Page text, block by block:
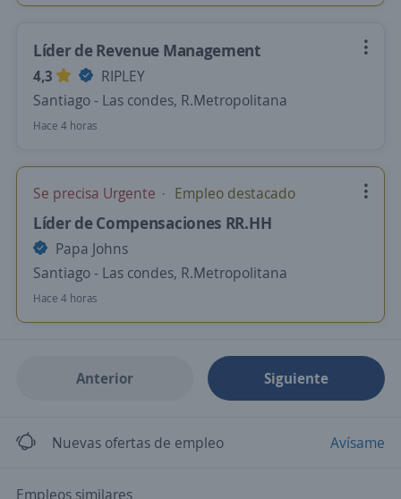
Líder de Revenue Management
4,3
RIPLEY
Santiago - Las condes, R.Metropolitana
Hace 4 horas
Se precisa Urgente Empleo destacado
Líder de Compensaciones RR.HH
Papa Johns
Santiago - Las condes, R.Metropolitana
Hace 4 horas
Anterior Siguiente
Nuevas ofertas de empleo Avísame
Empleos similares